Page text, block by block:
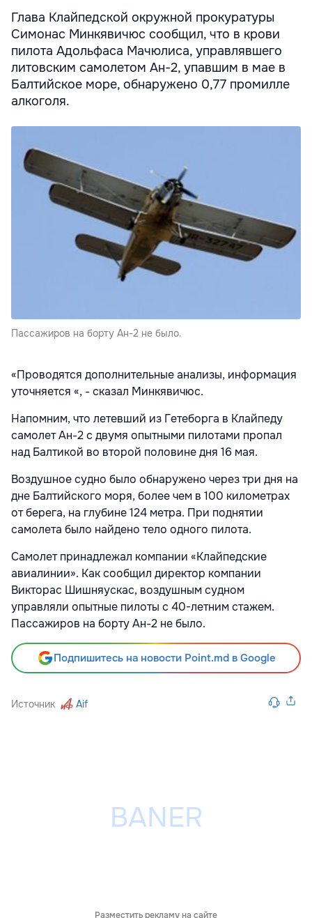
Глава Клайпедской окружной прокуратуры
Симонас Минкявичюс сообщил, что в крови
пилота Адольфаса Мачюлиса, управлявшего
литовским самолетом Ан-2, упавшим в мае в
Балтийское море, обнаружено 0,77 промилле
алкоголя.
Пассажиров на борту Ан-2 не было.
«Проводятся дополнительные анализы, информация
уточняется «, - сказал Минкявичюс.
Напомним, что летевший из Гетеборга в Клайпеду
самолет Ан-2 с двумя опытными пилотами пропал
над Балтикой во второй половине дня 16 мая.
Воздушное судно было обнаружено через три дня на
дне Балтийского моря, более чем в 100 километрах
от берега, на глубине 124 метра. При поднятии
самолета было найдено тело одного пилота.
Самолет принадлежал компании «Клайпедские
авиалинии». Как сообщил директор компании
Викторас Шишняускас, воздушным судном
управляли опытные пилоты с 40-летним стажем.
Пассажиров на борту Ан-2 не было.
Подпишитесь на новости Point.md в Google
Источник Aif
Разместить рекламу на сайте